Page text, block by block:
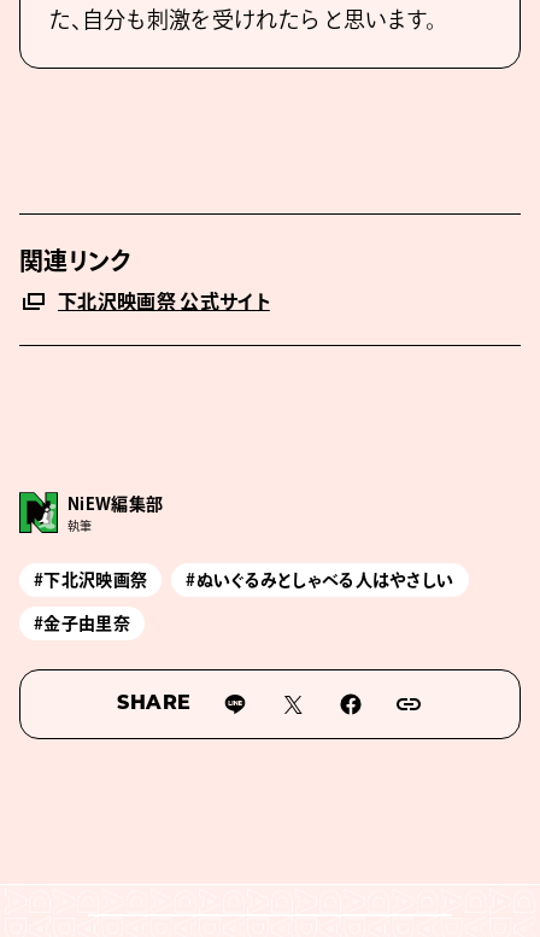
た、⾃分も刺激を受けれたら と思います。
関連リンク
下北沢映画祭 公式サイト
NiEW編集部
執筆
#下北沢映画祭 #ぬいぐるみとしゃべる人はやさしい
#金子由里奈
SHARE